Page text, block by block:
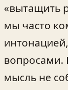
«вытащить
мы часто
вопросами.
мысль не